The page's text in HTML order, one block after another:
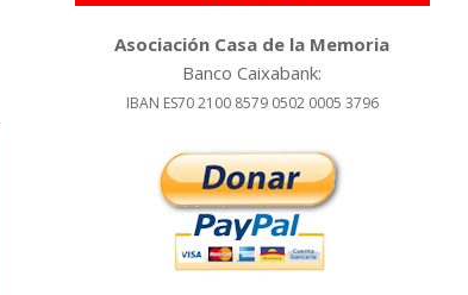
Asociación Casa de la Memoria
Banco Caixabank:
IBAN ES70 2100 8579 0502 0005 3796